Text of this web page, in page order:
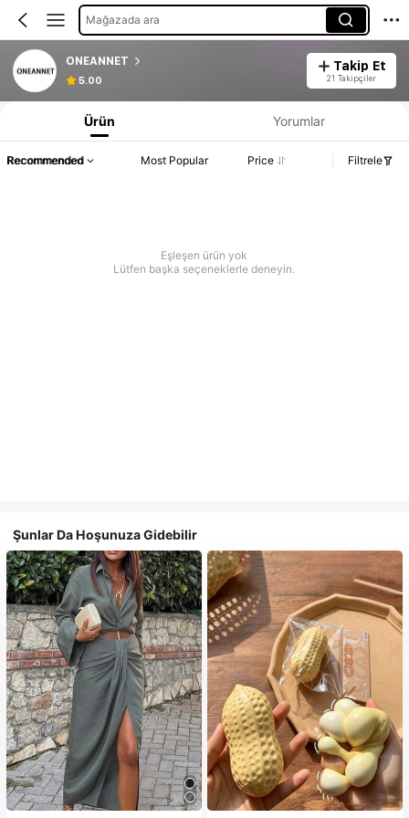
Mağazada ara
ONEANNET
5.00
Takip Et
21 Takipçiler
Ürün Yorumlar
Recommended Most Popular Price Filtrele
Eşleşen ürün yok
Lütfen başka seçeneklerle deneyin.
Şunlar Da Hoşunuza Gidebilir